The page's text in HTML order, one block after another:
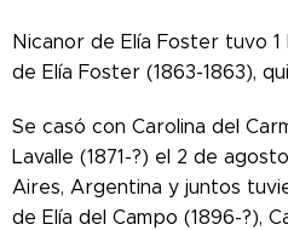
Nicanor de Elía Foster tuvo 1
de Elía Foster (1863-1863),
Se casó con Carolina del
Lavalle (1871-?) el 2 de
Aires, Argentina y juntos
de Elía del Campo (1896-?),